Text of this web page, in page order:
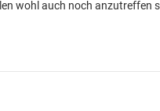
wohl auch noch anzutreffen